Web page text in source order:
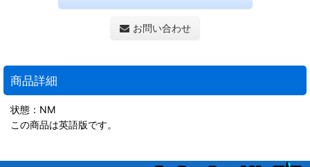
お問い合わせ
商品詳細
状態：NM
この商品は英語版です。